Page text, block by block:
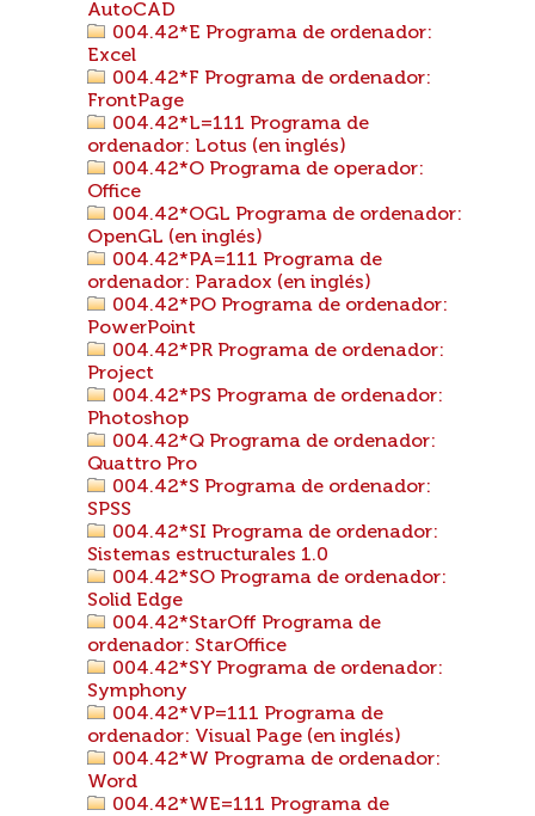
AutoCAD
004.42*E Programa de ordenador:
Excel
004.42*F Programa de ordenador:
FrontPage
004.42*L=111 Programa de
ordenador: Lotus (en inglés)
004.42*O Programa de operador:
Office
004.42*OGL Programa de ordenador:
OpenGL (en inglés)
004.42*PA=111 Programa de
ordenador: Paradox (en inglés)
004.42*PO Programa de ordenador:
PowerPoint
004.42*PR Programa de ordenador:
Project
004.42*PS Programa de ordenador:
Photoshop
004.42*Q Programa de ordenador:
Quattro Pro
004.42*S Programa de ordenador:
SPSS
004.42*SI Programa de ordenador:
Sistemas estructurales 1.0
004.42*SO Programa de ordenador:
Solid Edge
004.42*StarOff Programa de
ordenador: StarOffice
004.42*SY Programa de ordenador:
Symphony
004.42*VP=111 Programa de
ordenador: Visual Page (en inglés)
004.42*W Programa de ordenador:
Word
004.42*WE=111 Programa de